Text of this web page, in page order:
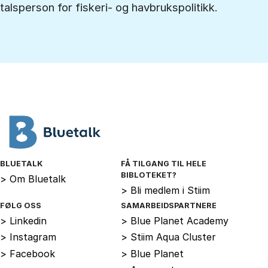
talsperson for fiskeri- og havbrukspolitikk.
BLUETALK
> Om Bluetalk
FÅ TILGANG TIL HELE
BIBLOTEKET?
> Bli medlem i Stiim
FØLG OSS
> Linkedin
> Instagram
> Facebook
SAMARBEIDSPARTNERE
> Blue Planet Academy
> Stiim Aqua Cluster
> Blue Planet